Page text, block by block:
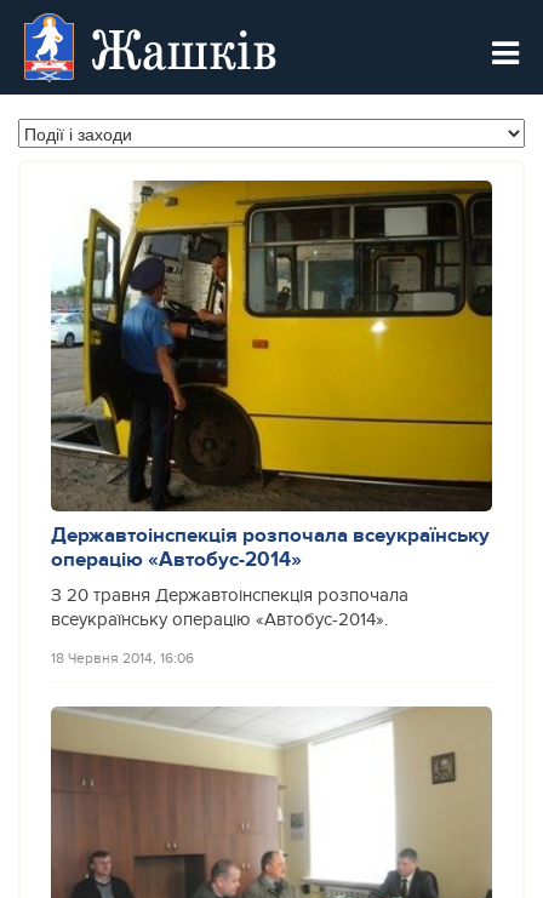
Жашків
Державтоінспекція розпочала всеукраїнську
операцію «Автобус-2014»
З 20 травня Державтоінспекція розпочала
всеукраїнську операцію «Автобус-2014».
18 Червня 2014, 16:06